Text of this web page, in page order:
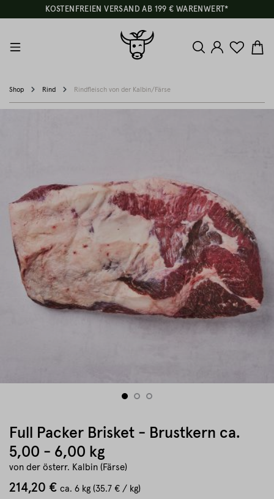
KOSTENFREIEN VERSAND AB 199 € WARENWERT*
Shop Rind Rindfleisch von der Kalbin/Färse
Full Packer Brisket - Brustkern ca.
5,00 - 6,00 kg
von der österr. Kalbin (Färse)
214,20 € ca. 6 kg (35.7 € / kg)